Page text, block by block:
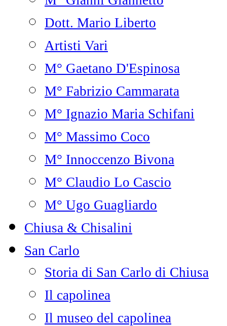
Dott. Mario Liberto
Artisti Vari
M° Gaetano D'Espinosa
M° Fabrizio Cammarata
M° Ignazio Maria Schifani
M° Massimo Coco
M° Innoccenzo Bivona
M° Claudio Lo Cascio
M° Ugo Guagliardo
Chiusa & Chisalini
San Carlo
Storia di San Carlo di Chiusa
Il capolinea
Il museo del capolinea